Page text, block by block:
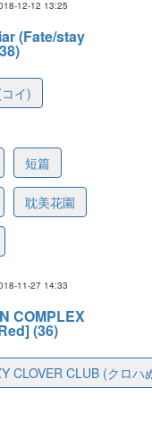
12-12 13:25
(Fate/stay
イ)
短篇
耽美花園
11-27 14:33
COMPLEX
(36)
CLOVER CLUB (クロハ